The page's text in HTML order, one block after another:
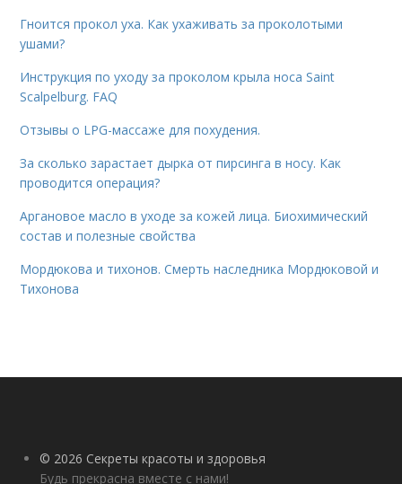
Гноится прокол уха. Как ухаживать за проколотыми
ушами?
Инструкция по уходу за проколом крыла носа Saint
Scalpelburg. FAQ
Отзывы о LPG-массаже для похудения.
За сколько зарастает дырка от пирсинга в носу. Как
проводится операция?
Аргановое масло в уходе за кожей лица. Биохимический
состав и полезные свойства
Мордюкова и тихонов. Смерть наследника Мордюковой и
Тихонова
© 2026 Секреты красоты и здоровья
Будь прекрасна вместе с нами!